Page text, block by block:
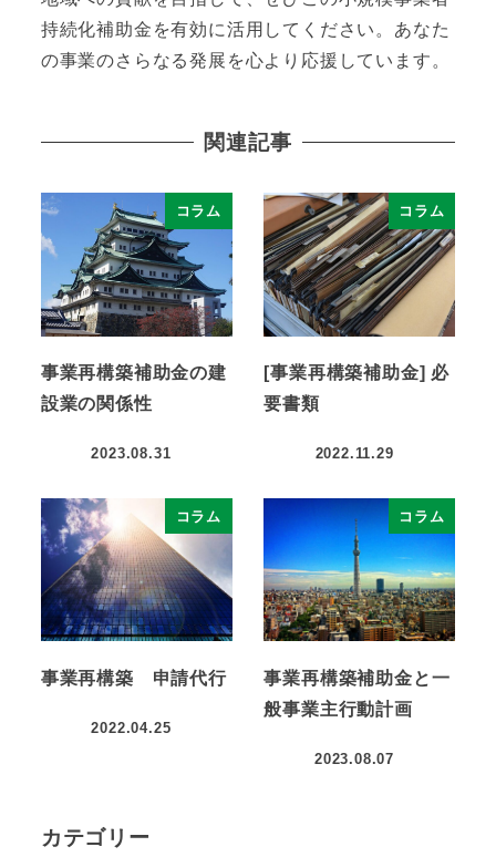
持続化補助金を有効に活用してください。あなた
の事業のさらなる発展を心より応援しています。
関連記事
コラム
事業再構築補助金の建
設業の関係性
2023.08.31
コラム
[事業再構築補助金] 必
要書類
2022.11.29
コラム
事業再構築 申請代行
2022.04.25
コラム
事業再構築補助金と一
般事業主行動計画
2023.08.07
カテゴリー